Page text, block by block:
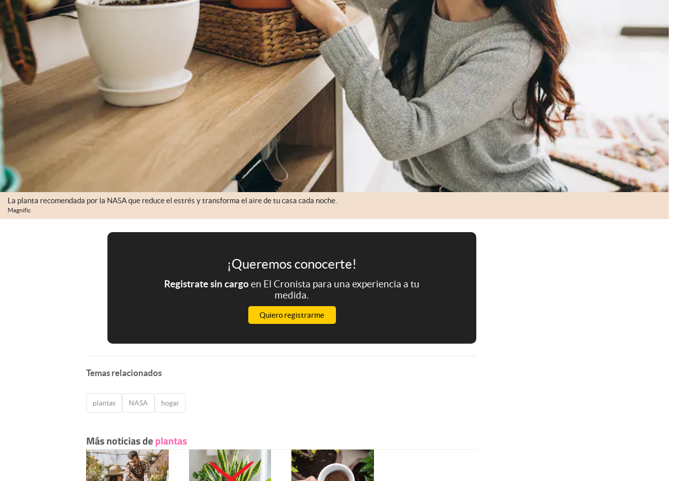
La planta recomendada por la NASA que reduce el estrés y transforma el aire de tu casa cada noche.
Magnific
¡Queremos conocerte!
Registrate sin cargoen El Cronista para una experiencia a tu
medida.
Quiero registrarme
Temas relacionados
plantas NASA hogar
Más noticias deplantas